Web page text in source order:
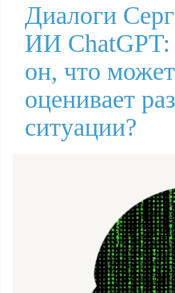
Диалоги
ИИ ChatGPT:
он, что
оценивает
ситуации?